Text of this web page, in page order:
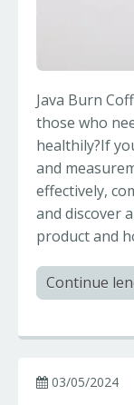
Java Burn
those who
healthily?If
and
effectively,
and discover
product and
Continue
03/05/2024